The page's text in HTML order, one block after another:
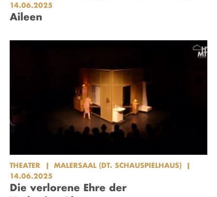
14.06.2025
Aileen
THEATER
MALERSAAL (DT. SCHAUSPIELHAUS)
14.06.2025
Die verlorene Ehre der